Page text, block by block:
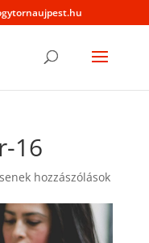
16
hozzászólások